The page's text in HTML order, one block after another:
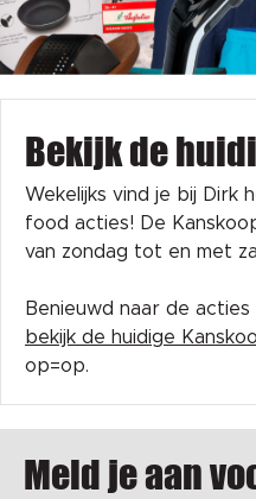
Bekijk de
Wekelijks vind je bij Dirk
food acties! De
van zondag tot en met
Benieuwd naar de acties
bekijk de huidige
op=op.
Meld je aan